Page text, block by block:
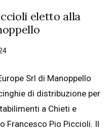
eletto alla
Srl di Manoppello
di distribuzione per
a Chieti e
Francesco Pio Piccioli. Il